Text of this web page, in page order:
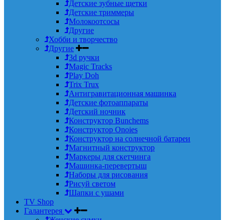
Детские зубные щетки
Детские триммеры
Молокоотсосы
Другие
Хобби и творчество
Другие
3d ручки
Magic Tracks
Play Doh
Trix Trux
Антигравитационная машинка
Детские фотоаппараты
Детский ночник
Конструктор Bunchems
Конструктор Onoies
Конструктор на солнечной батареи
Магнитный конструктор
Маркеры для скетчинга
Машинка-перевертыш
Наборы для рисования
Рисуй светом
Шапки с ушами
TV Shop
Галантерея